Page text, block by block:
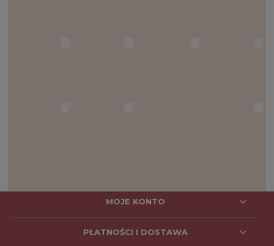
MOJE KONTO
PŁATNOŚCI I DOSTAWA